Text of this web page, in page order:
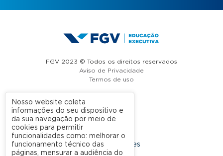
FGV 2023 © Todos os direitos reservados
Aviso de Privacidade
Termos de uso
A FGV
Nossas Unidades
Nosso website coleta
informações do seu dispositivo e
da sua navegação por meio de
cookies para permitir
funcionalidades como: melhorar o
funcionamento técnico das
páginas, mensurar a audiência do